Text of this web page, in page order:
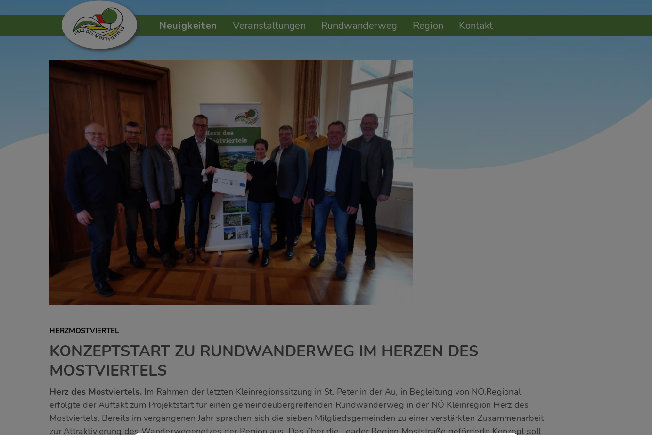
Neuigkeiten Veranstaltungen Rundwanderweg Region Kontakt
HERZMOSTVIERTEL
KONZEPTSTART ZU RUNDWANDERWEG IM HERZEN DES
MOSTVIERTELS
Herz des Mostviertels. Im Rahmen der letzten Kleinregionssitzung in St. Peter in der Au, in Begleitung von NÖ.Regional,
erfolgte der Auftakt zum Projektstart für einen gemeindeübergreifenden Rundwanderweg in der NÖ Kleinregion Herz des
Mostviertels. Bereits im vergangenen Jahr sprachen sich die sieben Mitgliedsgemeinden zu einer verstärkten Zusammenarbeit
zur Attraktivierung des Wanderwegenetzes der Region aus. Das über die Leader Region Moststraße geförderte Konzept soll